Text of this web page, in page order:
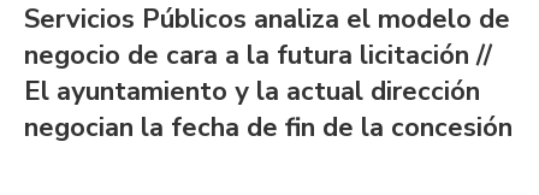
Servicios Públicos analiza el modelo de
negocio de cara a la futura licitación //
El ayuntamiento y la actual dirección
negocian la fecha de fin de la concesión